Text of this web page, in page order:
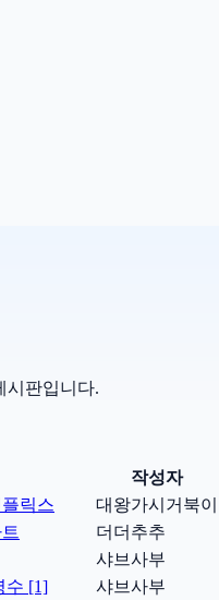
시판입니다.
작성자
릭스 대왕가시거북이
더더추추
샤브사부
수 [1] 샤브사부